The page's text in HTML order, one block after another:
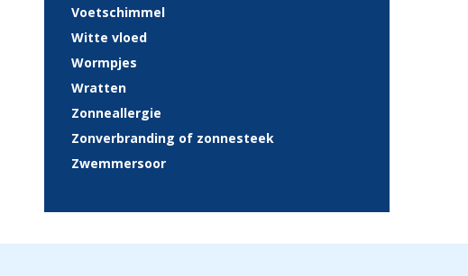
Voetschimmel
Witte vloed
Wormpjes
Wratten
Zonneallergie
Zonverbranding of zonnesteek
Zwemmersoor